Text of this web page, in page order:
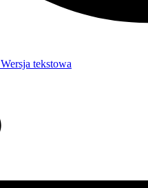
Wersja tekstowa